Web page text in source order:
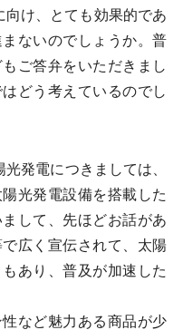
向け、とても効果的であ
ないのでしょうか。普
ご答弁をいただきまし
どう考えているのでし
発電につきましては、
光発電設備を搭載した
して、先ほどお話があ
広く宣伝されて、太陽
あり、普及が加速した
など魅力ある商品が少